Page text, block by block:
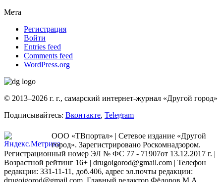
Мета
Регистрация
Войти
Entries feed
Comments feed
WordPress.org
© 2013–2026 г. г., самарский интернет-журнал «Другой город»
Подписывайтесь: Вконтакте, Telegram
ООО «ТВпортал» | Сетевое издание «Другой
город». Зарегистрировано Роскомнадзором.
Регистрационный номер ЭЛ № ФС 77 - 71907от 13.12.2017 г. |
Возрастной рейтинг 16+ | drugoigorod@gmail.com | Телефон
редакции: 331-11-11, доб.406, адрес эл.почты редакции:
drugoigorod@gmail.com. Главный редактор Фёдоров М.А.